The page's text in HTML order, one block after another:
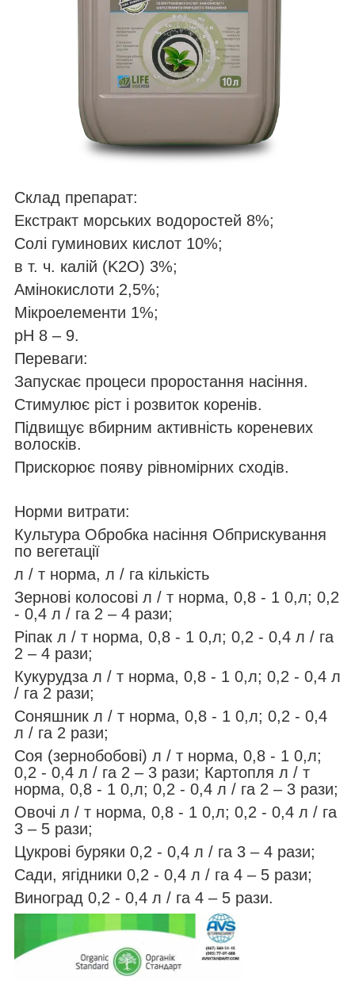
Склад препарат:
Екстракт морських водоростей 8%;
Солі гуминових кислот 10%;
в т. ч. калій (K2O) 3%;
Амінокислоти 2,5%;
Мікроелементи 1%;
pH 8 – 9.
Переваги:
Запускає процеси проростання насіння.
Стимулює ріст і розвиток коренів.
Підвищує вбирним активність кореневих
волосків.
Прискорює появу рівномірних сходів.
Норми витрати:
Культура Обробка насіння Обприскування
по вегетації
л / т норма, л / га кількість
Зернові колосові л / т норма, 0,8 - 1 0,л; 0,2
- 0,4 л / га 2 – 4 рази;
Ріпак л / т норма, 0,8 - 1 0,л; 0,2 - 0,4 л / га
2 – 4 рази;
Кукурудза л / т норма, 0,8 - 1 0,л; 0,2 - 0,4 л
/ га 2 рази;
Соняшник л / т норма, 0,8 - 1 0,л; 0,2 - 0,4
л / га 2 рази;
Соя (зернобобові) л / т норма, 0,8 - 1 0,л;
0,2 - 0,4 л / га 2 – 3 рази; Картопля л / т
норма, 0,8 - 1 0,л; 0,2 - 0,4 л / га 2 – 3 рази;
Овочі л / т норма, 0,8 - 1 0,л; 0,2 - 0,4 л / га
3 – 5 рази;
Цукрові буряки 0,2 - 0,4 л / га 3 – 4 рази;
Сади, ягідники 0,2 - 0,4 л / га 4 – 5 рази;
Виноград 0,2 - 0,4 л / га 4 – 5 рази.